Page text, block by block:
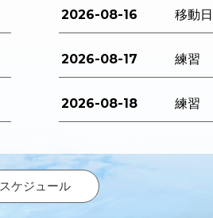
2026-08-16 移動日
2026-08-17 練習
2026-08-18 練習
スケジュール